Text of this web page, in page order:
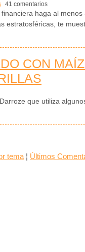
41 comentarios
haga al
estratosféricas, te
CON
que utiliza
tema¦ Últimos